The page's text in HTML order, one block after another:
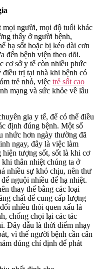
mọi người, mọi độ tuổi khác
thấy ở người bệnh,
hạ sốt hoặc bị kéo dài cơn
đến bệnh viện theo dõi.
cơ sở y tế còn nhiều phức
trị tại nhà khi bệnh có
trẻ nhỏ, việc trẻ sốt cao
mạng và sức khỏe về lâu
gia y tế, để có thể điều
định đúng bệnh. Một số
nhức hơn ngày thường đã
ngay, đây là việc làm
tượng sốt, sốt là khi cơ
thân nhiệt chúng ta ở
nhiều sự khó chịu, nên thư
nguội nhiều để hạ nhiệt.
thay thế bằng các loại
chất để cung cấp lượng
nhiều thói quen xấu là
chống chọi lại các tác
Đây dẫu là thời điểm nhạy
vì thế người bệnh cần cân
đúng chỉ định để phát